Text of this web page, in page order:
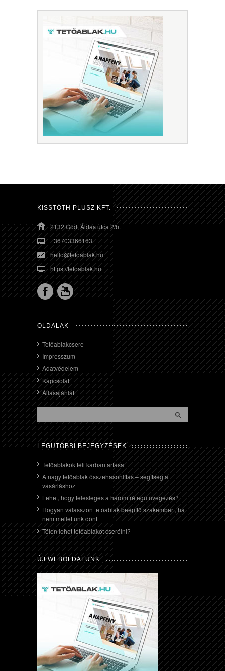
KISSTÓTH PLUSZ KFT.
2132 Göd, Áldás utca 2/b.
+36703366163
hello@tetoablak.hu
https://tetoablak.hu
OLDALAK
Tetőablakcsere
Impresszum
Adatvédelem
Kapcsolat
Állásajánlat
LEGUTÓBBI BEJEGYZÉSEK
Tetőablakok téli karbantartása
A nagy tetőablak összehasonlítás – segítség a
vásárláshoz
Lehet, hogy felesleges a három rétegű üvegezés?
Hogyan válasszon tetőablak beépítő szakembert, ha
nem mellettünk dönt
Télen lehet tetőablakot cserélni?
ÚJ WEBOLDALUNK